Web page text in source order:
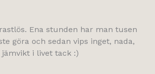
Ena stunden har man tusen
göra och sedan vips inget, nada,
i livet tack :)